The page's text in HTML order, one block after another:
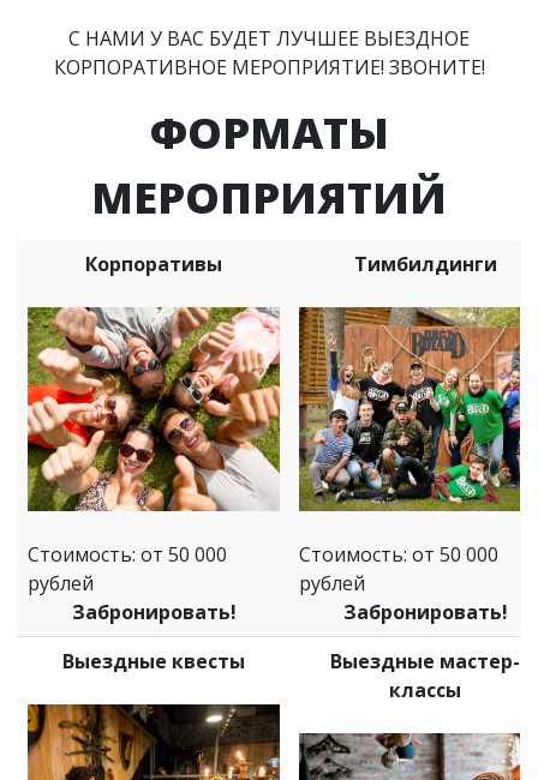
С НАМИ У ВАС БУДЕТ ЛУЧШЕЕ ВЫЕЗДНОЕ
КОРПОРАТИВНОЕ МЕРОПРИЯТИЕ! ЗВОНИТЕ!
ФОРМАТЫ
МЕРОПРИЯТИЙ
Корпоративы
Стоимость: от 50 000
рублей
Забронировать!
Тимбилдинги
Стоимость: от 50 000
рублей
Забронировать!
Выездные квесты
Выездные мастер-
классы